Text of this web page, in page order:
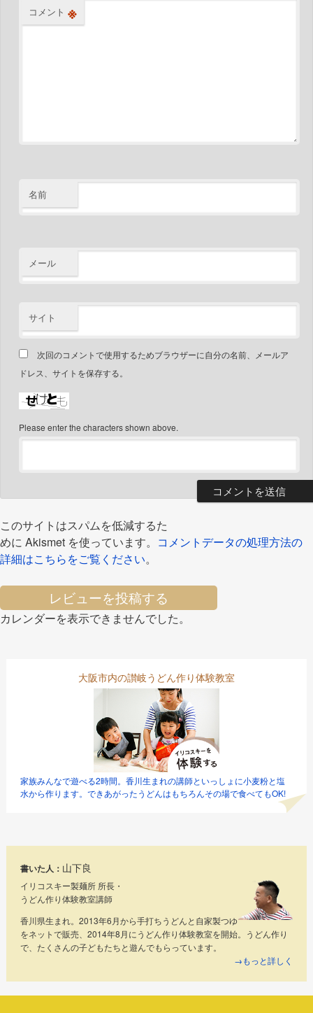
コメント ※
名前
メール
サイト
次回のコメントで使用するためブラウザーに自分の名前、メールア
ドレス、サイトを保存する。
Please enter the characters shown above.
このサイトはスパムを低減するた
めに Akismet を使っています。 コメントデータの処理方法の
詳細はこちらをご覧ください。
レビューを投稿する
カレンダーを表示できませんでした。
大阪市内の讃岐うどん作り体験教室
家族みんなで遊べる2時間。香川生まれの講師といっしょに小麦粉と塩
水から作ります。できあがったうどんはもちろんその場で食べてもOK!
書いた人： 山下良
イリコスキー製麺所 所長・
うどん作り体験教室講師
香川県生まれ。2013年6月から手打ちうどんと自家製つゆ
をネットで販売、2014年8月にうどん作り体験教室を開始。うどん作り
で、たくさんの子どもたちと遊んでもらっています。
→もっと詳しく